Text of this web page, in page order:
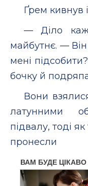
Ґрем кивнув
— Діло
майбутнє. —
мені
бочку й
Вони
латунними
підвалу, тоді
пронесли